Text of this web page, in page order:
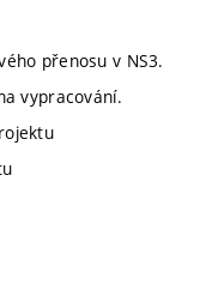
přenosu v NS3.
vypracování.